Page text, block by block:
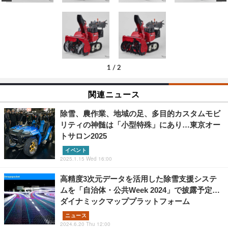
1 / 2
関連ニュース
除雪、農作業、地域の足、多目的カスタムモビ
リティの神髄は「小型特殊」にあり…東京オー
トサロン2025
イベント
2025.1.15 Wed 16:00
高精度3次元データを活用した除雪支援システ
ムを「自治体・公共Week 2024」で披露予定…
ダイナミックマッププラットフォーム
ニュース
2024.6.20 Thu 12:00